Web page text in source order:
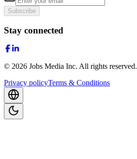
Subscribe
Stay connected
© 2026 Jobs Media Inc. All rights reserved.
Privacy policyTerms & Conditions